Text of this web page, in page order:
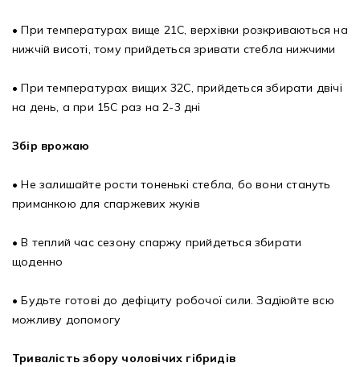
• При температурах вище 21С, верхівки розкриваються на
нижчій висоті, тому прийдеться зривати стебла нижчими
• При температурах вищих 32С, прийдеться збирати двічі
на день, а при 15С раз на 2-3 дні
Збір врожаю
• Не залишайте рости тоненькі стебла, бо вони стануть
приманкою для спаржевих жуків
• В теплий час сезону спаржу прийдеться збирати
щоденно
• Будьте готові до дефіциту робочої сили. Задіюйте всю
можливу допомогу
Тривалість збору чоловічих гібридів